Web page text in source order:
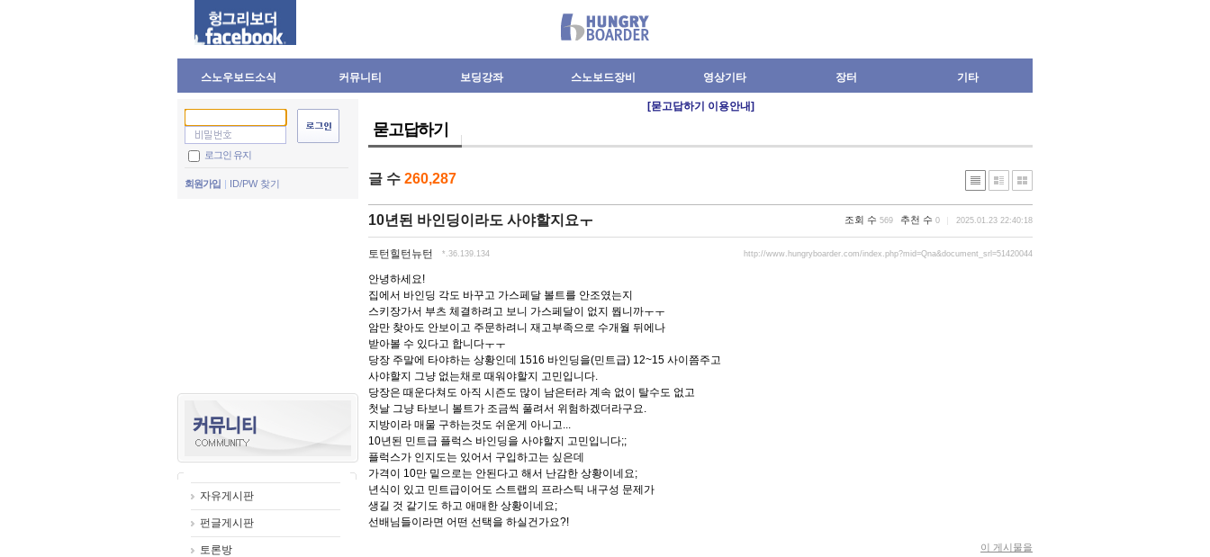
스노우보드소식 커뮤니티 보딩강좌 스노보드장비 영상기타 장터 기타
로그인 유지
회원가입 ID/PW 찾기
자유게시판
펀글게시판
토론방
[묻고답하기 이용안내]
묻고답하기
글 수 260,287
10년된 바인딩이라도 사야할지요ㅜ 조회 수 569 추천 수 0 2025.01.23 22:40:18
토턴힐턴뉴턴 *.36.139.134 http://www.hungryboarder.com/index.php?mid=Qna&document_srl=51420044
안녕하세요!
집에서 바인딩 각도 바꾸고 가스페달 볼트를 안조였는지
스키장가서 부츠 체결하려고 보니 가스페달이 없지 뭡니까ㅜㅜ
암만 찾아도 안보이고 주문하려니 재고부족으로 수개월 뒤에나
받아볼 수 있다고 합니다ㅜㅜ
당장 주말에 타야하는 상황인데 1516 바인딩을(민트급) 12~15 사이쯤주고
사야할지 그냥 없는채로 때워야할지 고민입니다.
당장은 때운다쳐도 아직 시즌도 많이 남은터라 계속 없이 탈수도 없고
첫날 그냥 타보니 볼트가 조금씩 풀려서 위험하겠더라구요.
지방이라 매물 구하는것도 쉬운게 아니고...
10년된 민트급 플럭스 바인딩을 사야할지 고민입니다;;
플럭스가 인지도는 있어서 구입하고는 싶은데
가격이 10만 밑으로는 안된다고 해서 난감한 상황이네요;
년식이 있고 민트급이어도 스트랩의 프라스틱 내구성 문제가
생길 것 같기도 하고 애매한 상황이네요;
선배님들이라면 어떤 선택을 하실건가요?!
이 게시물을